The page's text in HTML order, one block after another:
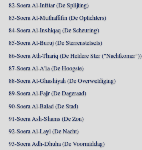
82-Soera Al-Infitar (De Splijting)
83-Soera Al-Muthaffifin (De Oplichters)
84-Soera Al-Inshiqaq (De Scheuring)
85-Soera Al-Buruj (De Sterrenstelsels)
86-Soera Ath-Thariq (De Heldere Ster ("Nachtkomer"))
87-Soera Al-A'la (De Hoogste)
88-Soera Al-Ghashiyah (De Overweldiging)
89-Soera Al-Fajr (De Dageraad)
90-Soera Al-Balad (De Stad)
91-Soera Ash-Shams (De Zon)
92-Soera Al-Layl (De Nacht)
93-Soera Adh-Dhuha (De Voormiddag)